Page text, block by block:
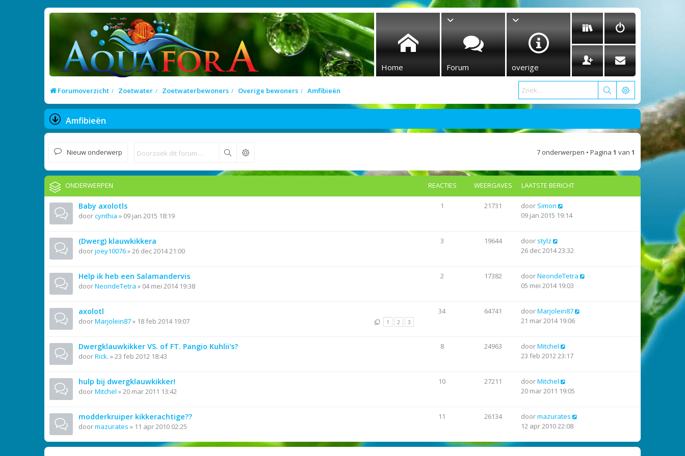
Home Forum overige
Forumoverzicht Zoetwater Zoetwaterbewoners Overige bewoners Amfibieën
Amfibieën
Nieuw onderwerp Zoek 7 onderwerpen • Pagina 1 van 1
ONDERWERPEN REACTIES WEERGAVES LAATSTE BERICHT
Baby axolotls
doorcynthia » 09 jan 2015 18:19
1 21731 door Simon
09 jan 2015 19:14
(Dwerg) klauwkikkera
doorjoey10076»26 dec 2014 21:00
3 19644 door stylz
26 dec 2014 23:32
Help ik heb een Salamandervis
doorNeondeTetra » 04 mei 2014 19:38
2 17382 doorNeondeTetra
05 mei 2014 19:03
axolotl
doorMarjolein87» 18 feb 2014 19:07 1 2 3
34 64741 doorMarjolein87
21 mar 2014 19:06
Dwergklauwkikker VS. of FT. Pangio Kuhlii's?
doorRick. »23 feb 2012 18:43
8 24963 doorMitchel
23 feb 2012 23:17
hulp bij dwergklauwkikker!
doorMitchel »20 mar 2011 13:42
10 27211 doorMitchel
20 mar 2011 19:05
modderkruiper kikkerachtige??
doormazurates » 11 apr 2010 02:25
11 26134 doormazurates
12 apr 2010 22:08